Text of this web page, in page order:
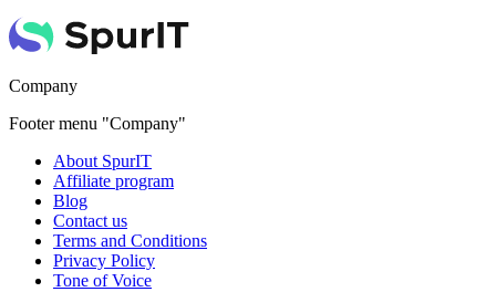
Company
Footer menu "Company"
About SpurIT
Affiliate program
Blog
Contact us
Terms and Conditions
Privacy Policy
Tone of Voice